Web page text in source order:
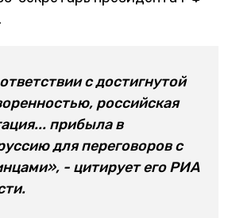
с достигнутой
российская
прибыла в
для переговоров с
- цитирует его РИА